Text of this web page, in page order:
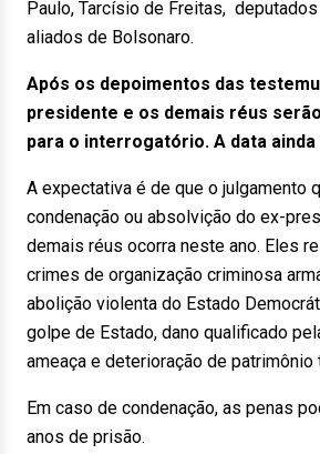
Paulo, Tarcísio de Freitas,
aliados de Bolsonaro.
Após os depoimentos das
presidente e os demais réus
para o interrogatório. A data
A expectativa é de que o julgamento
condenação ou absolvição do ex-
demais réus ocorra neste ano. Eles
crimes de organização criminosa
abolição violenta do Estado
golpe de Estado, dano qualificado
ameaça e deterioração de patrimônio
Em caso de condenação, as penas
anos de prisão.